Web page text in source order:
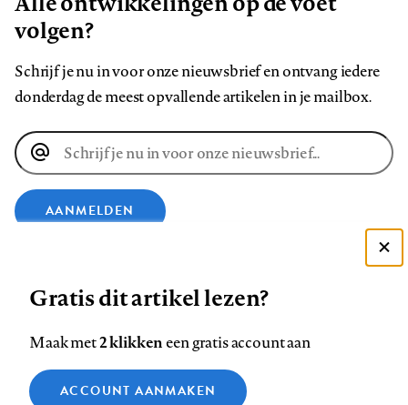
volgen?
Schrijf je nu in voor onze nieuwsbrief en ontvang iedere
donderdag de meest opvallende artikelen in je mailbox.
E-
mailadres
AANMELDEN
op
op
op
ons
op
Contact Colofon Disclaimer Privacy
Zie onze cookie policy
Gratis dit artikel lezen?
Maak met2 klikkeneen gratis account aan
ACCOUNT AANMAKEN